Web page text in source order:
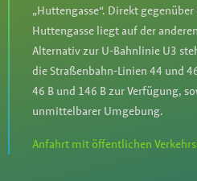
„Huttengasse“. Direkt gegenüber
Huttengasse liegt auf der
Alternativ zur U-Bahnlinie U3
die Straßenbahn-Linien 44 und
46 B und 146 B zur Verfügung,
unmittelbarer Umgebung.
Anfahrt mit öffentlichen